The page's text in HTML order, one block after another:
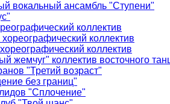
вокальный ансамбль "Ступени"
коллектив
коллектив
коллектив
жемчуг" коллектив восточного
"Третий возраст"
без границ"
"Сплочение"